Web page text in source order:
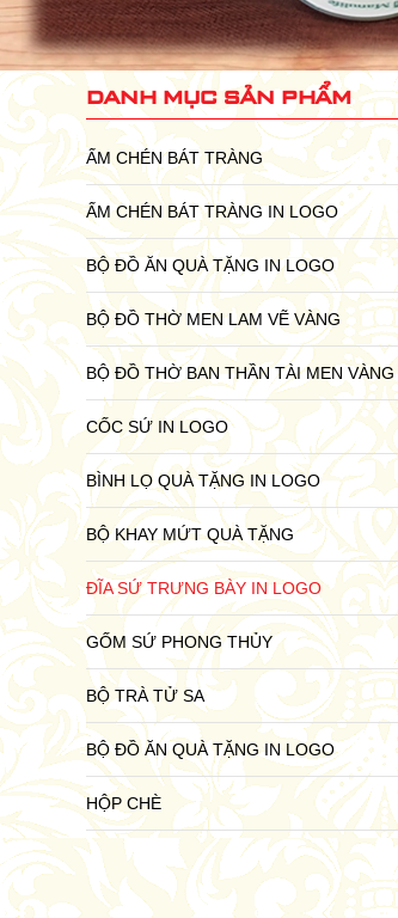
danh mục sản phẩm
ẤM CHÉN BÁT TRÀNG
ẤM CHÉN BÁT TRÀNG IN LOGO
BỘ ĐỒ ĂN QUÀ TẶNG IN LOGO
BỘ ĐỒ THỜ MEN LAM VẼ VÀNG
BỘ ĐỒ THỜ BAN THẦN TÀI MEN VÀNG
CỐC SỨ IN LOGO
BÌNH LỌ QUÀ TẶNG IN LOGO
BỘ KHAY MỨT QUÀ TẶNG
ĐĨA SỨ TRƯNG BÀY IN LOGO
GỐM SỨ PHONG THỦY
BỘ TRÀ TỬ SA
BỘ ĐỒ ĂN QUÀ TẶNG IN LOGO
HỘP CHÈ